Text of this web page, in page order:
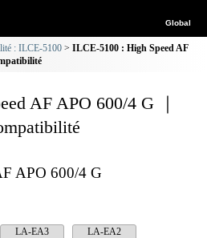
Global
: ILCE-5100
ILCE-5100 : High Speed AF
AF APO 600/4 G ｜
APO 600/4 G
LA-EA3 LA-EA2